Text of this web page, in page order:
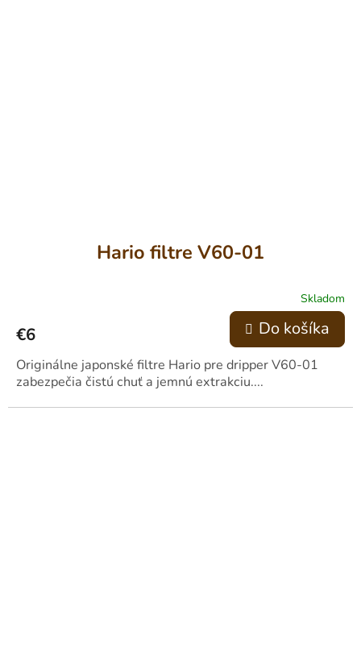
Hario filtre V60-01
Skladom
€6 Do košíka
Originálne japonské filtre Hario pre dripper V60-01
zabezpečia čistú chuť a jemnú extrakciu....